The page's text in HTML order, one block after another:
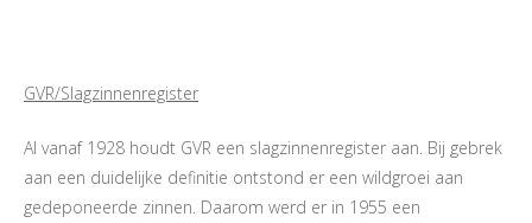
GVR/Slagzinnenregister
Al vanaf 1928 houdt GVR een slagzinnenregister aan. Bij gebrek
aan een duidelijke definitie ontstond er een wildgroei aan
gedeponeerde zinnen. Daarom werd er in 1955 een